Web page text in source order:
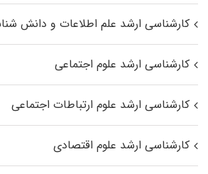
کارشناسی ارشد علم اطلاعات و دانش
کارشناسی ارشد علوم اجتماعی
کارشناسی ارشد علوم ارتباطات اجتماعی
کارشناسی ارشد علوم اقتصادی